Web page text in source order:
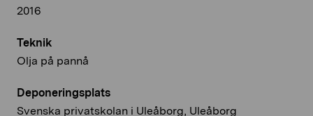
2016
Teknik
Olja på pannå
Deponeringsplats
Svenska privatskolan i Uleåborg, Uleåborg